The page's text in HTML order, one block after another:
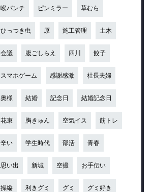
喉パンチ ピンミラー 草むら
ひっつき虫 原 施工管理 土木
会議 腹ごしらえ 四川 餃子
スマホゲーム 感謝感激 社長夫婦
奥様 結婚 記念日 結婚記念日
花束 胸きゅん 空気イス 筋トレ
辛い 学生時代 部活 青春
思い出 新城 空撮 お手伝い
操縦 利きグミ グミ グミ好き